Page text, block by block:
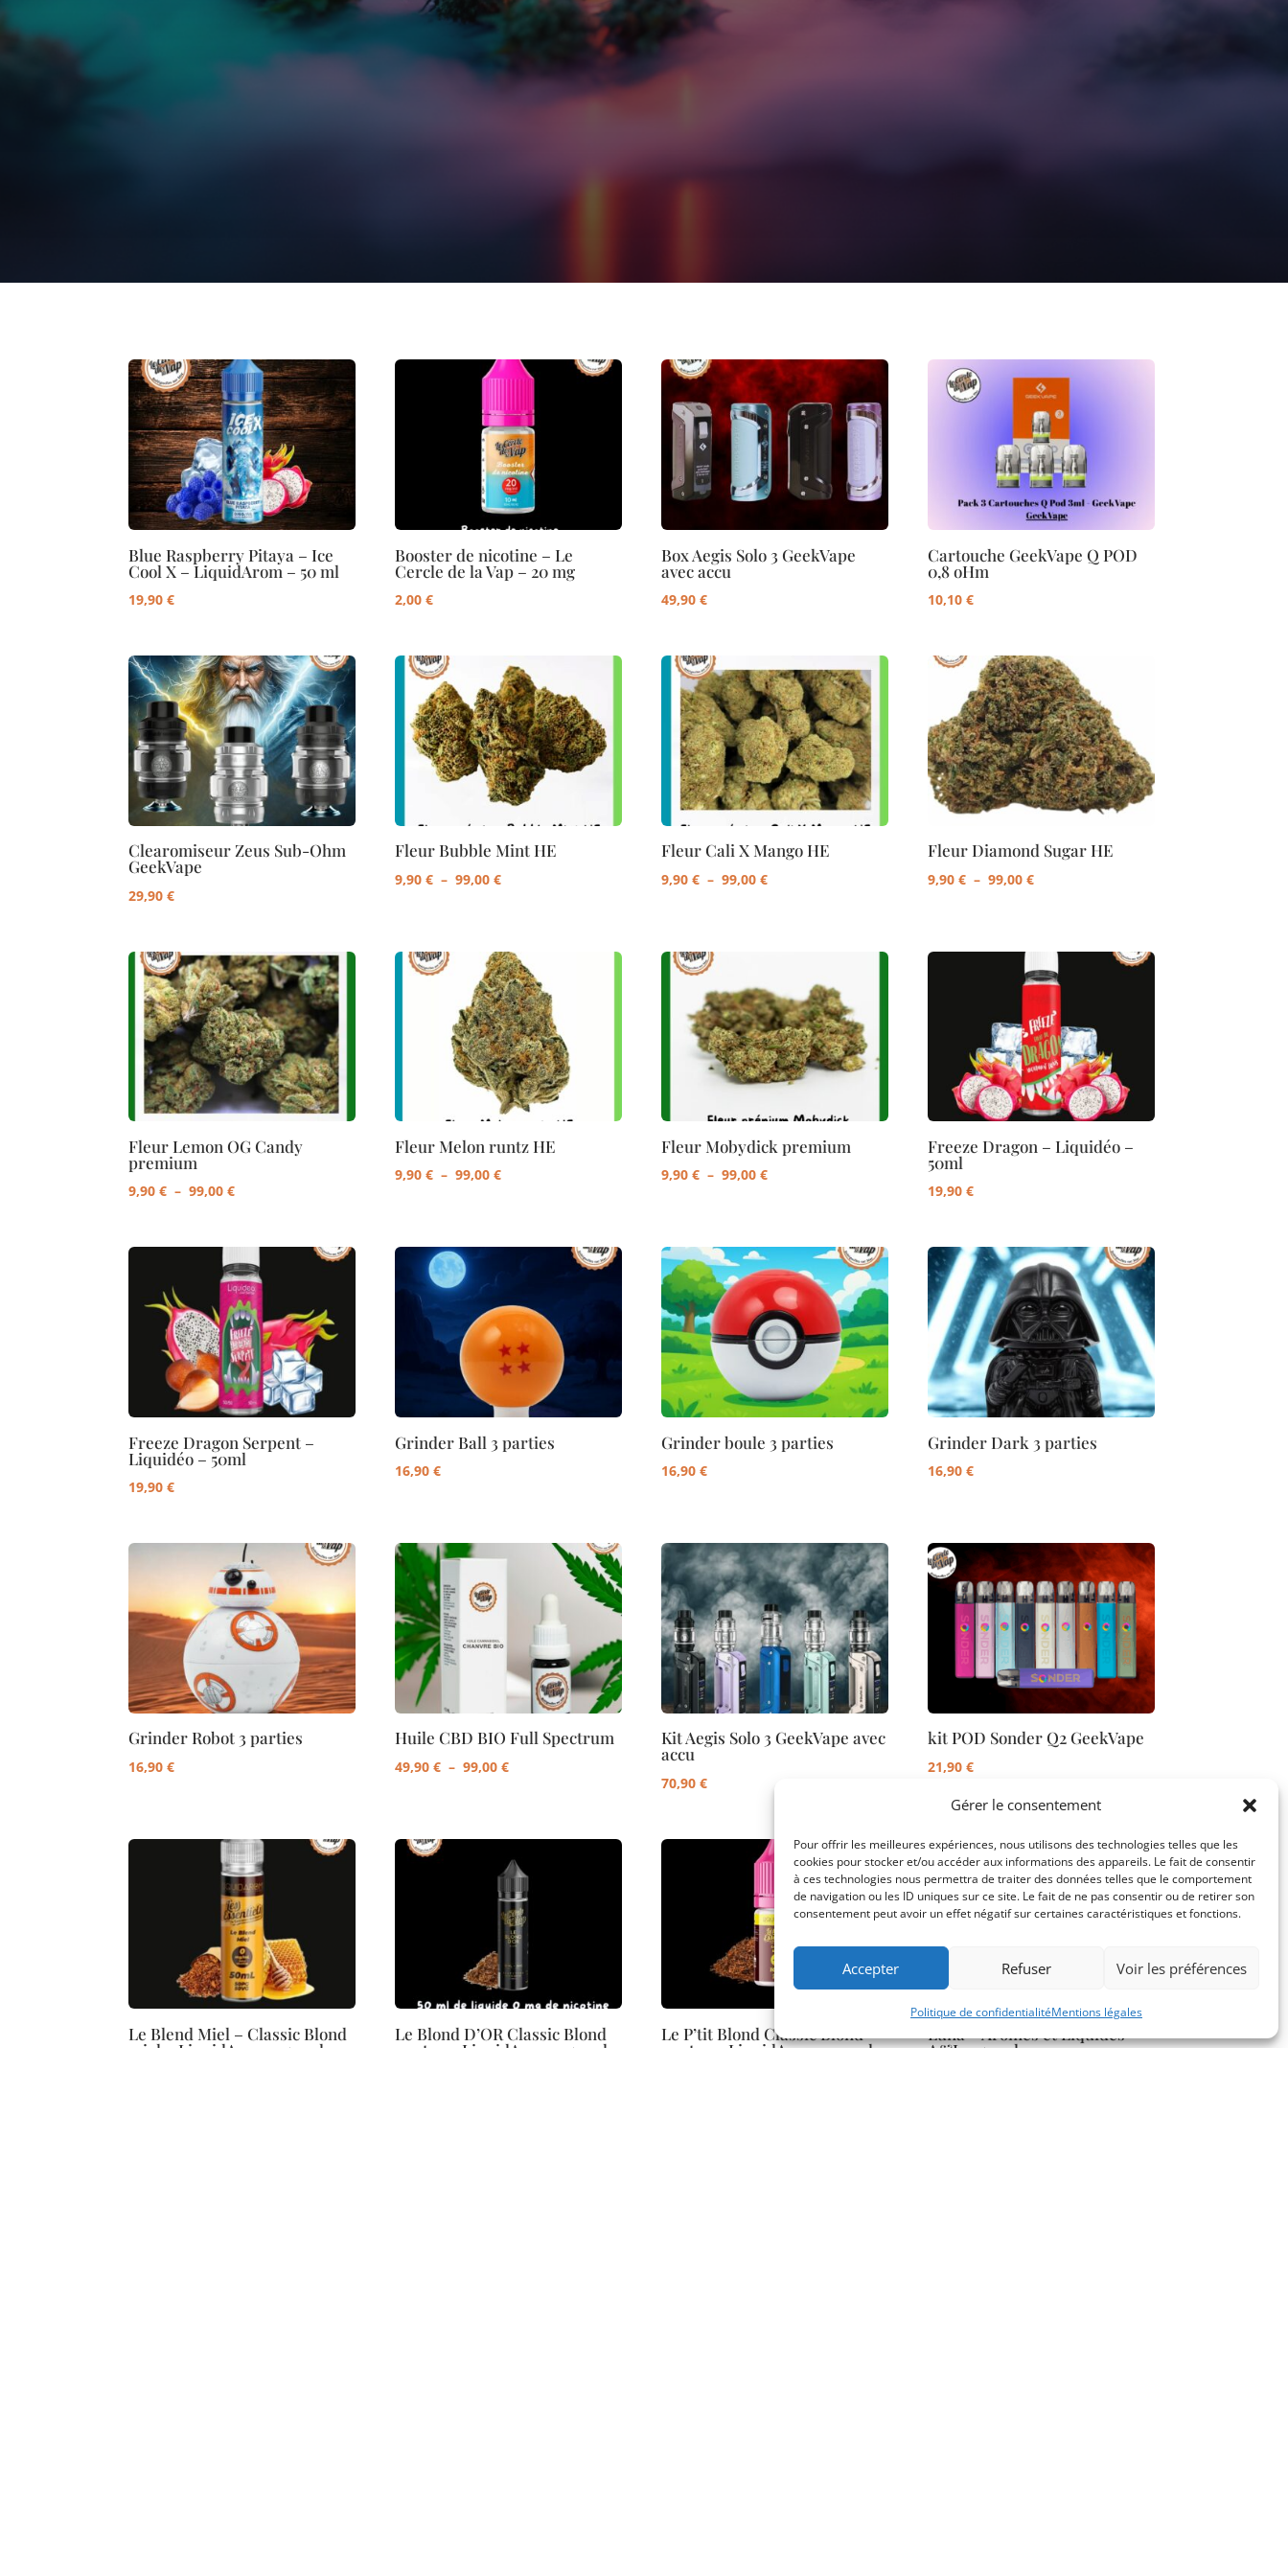
Gérer le consentement
Pour offrir les meilleures expériences, nous utilisons des technologies telles que les
cookies pour stocker et/ou accéder aux informations des appareils. Le fait de consentir
à ces technologies nous permettra de traiter des données telles que le comportement
de navigation ou les ID uniques sur ce site. Le fait de ne pas consentir ou de retirer son
consentement peut avoir un effet négatif sur certaines caractéristiques et fonctions.
Accepter Refuser Voir les préférences
Politique de confidentialitéMentions légales
Blue Raspberry Pitaya – Ice
Cool X – LiquidArom – 50 ml
19,90€
Booster de nicotine – Le
Cercle de la Vap – 20 mg
2,00€
Box Aegis Solo 3 GeekVape
avec accu
49,90€
Cartouche GeekVape Q POD
0,8 oHm
10,10€
Clearomiseur Zeus Sub-Ohm
GeekVape
29,90€
Fleur Bubble Mint HE
9,90€ – 99,00€Plage
9,90 €
à
99,00 €
Fleur Cali X Mango HE
9,90€ – 99,00€Plage
99,00 €
Fleur Diamond Sugar HE
9,90€ – 99,00€Plage
9,90 €
à
Fleur Lemon OG Candy
premium
9,90€ – 99,00€Plage
9,90 €
à
99,00 €
Fleur Melon runtz HE
9,90€ – 99,00€Plage
9,90 €
Fleur Mobydick premium
9,90€ – 99,00€Plage
9,90 €
à
99,00 €
Freeze Dragon – Liquidéo –
50ml
19,90€
Freeze Dragon Serpent –
Liquidéo – 50ml
19,90€
Grinder Ball 3 parties
16,90€
Grinder boule 3 parties
16,90€
Grinder Dark 3 parties
16,90€
Grinder Robot 3 parties
16,90€
Huile CBD BIO Full Spectrum
49,90€ – 99,00€Plage
49,90 €
à
99,00 €
Kit Aegis Solo 3 GeekVape avec
accu
70,90€
kit POD Sonder Q2 GeekVape
21,90€
Le Blend Miel – Classic Blond
miel – LiquidArom – 50 ml
Le Blond D’OR Classic Blond
neutre – LiquidArom – 50 ml
Le P’tit Blond Classic Blond
neutre – LiquidArom – 10 ml
Luna – Arômes et Liquides
A&L – 50 ml